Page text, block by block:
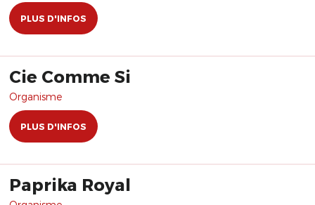
PLUS D'INFOS
Cie Comme Si
Organisme
PLUS D'INFOS
Paprika Royal